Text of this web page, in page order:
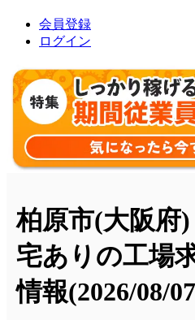
会員登録
ログイン
柏原市(大阪府
宅ありの工場
情報(2026/08/